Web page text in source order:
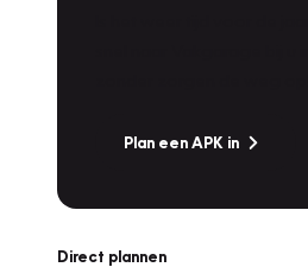
Plan een APK in
Direct plannen